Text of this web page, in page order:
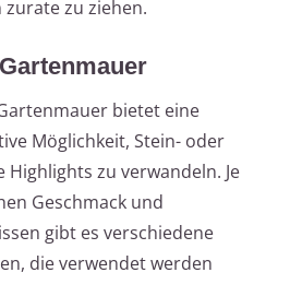
zurate zu ziehen.
bietet eine
Möglichkeit, Stein- oder
zu verwandeln. Je
Geschmack und
gibt es verschiedene
die verwendet werden